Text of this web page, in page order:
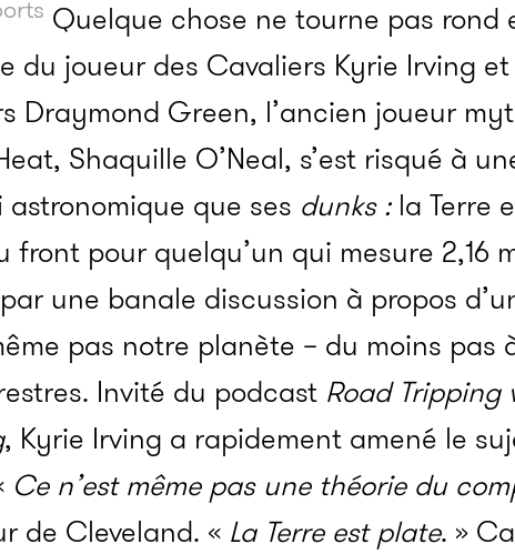
Quelque chose ne tourne pas rond
du joueur des Cavaliers Kyrie Irving
Draymond Green, l’ancien joueur
Shaquille O’Neal, s’est risqué à
que ses dunks :la Terre
front pour quelqu’un qui mesure 2,16
une banale discussion à propos
pas notre planète – du moins pas
Invité du podcast Road Tripping
, Kyrie Irving a rapidement amené le
Ce n’est même pas une théorie du
de Cleveland. « La Terre est plate. »